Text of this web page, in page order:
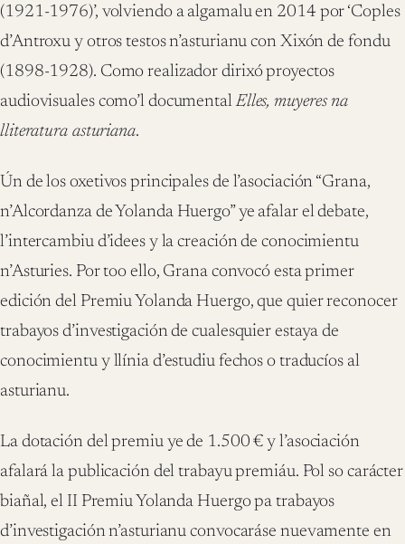
(1921-1976)’, volviendo a algamalu en 2014 por ‘Coples
d’Antroxu y otros testos n’asturianu con Xixón de fondu
(1898-1928). Como realizador dirixó proyectos
audiovisuales como’l documentalElles, muyeres na
lliteratura asturiana.
Ún de los oxetivos principales de l’asociación “Grana,
n’Alcordanza de Yolanda Huergo” ye afalar el debate,
l’intercambiu d’idees y la creación de conocimientu
n’Asturies. Por too ello, Grana convocó esta primer
edición del Premiu Yolanda Huergo, que quier reconocer
trabayos d’investigación de cualesquier estaya de
conocimientu y llínia d’estudiu fechos o traducíos al
asturianu.
La dotación del premiu ye de 1.500 € y l’asociación
afalará la publicación del trabayu premiáu. Pol so carácter
biañal, el II Premiu Yolanda Huergo pa trabayos
d’investigación n’asturianu convocaráse nuevamente en